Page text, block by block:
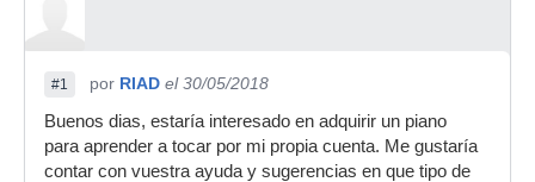
#1 por RIAD el 30/05/2018
Buenos dias, estaría interesado en adquirir un piano
para aprender a tocar por mi propia cuenta. Me gustaría
contar con vuestra ayuda y sugerencias en que tipo de